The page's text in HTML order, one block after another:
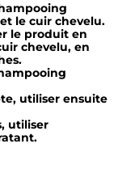
le cuir chevelu.
le produit en
chevelu, en
utiliser ensuite
utiliser